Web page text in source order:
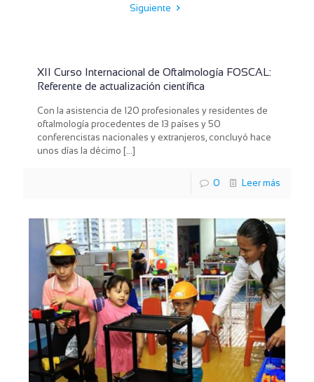
Siguiente
XII Curso Internacional de Oftalmología FOSCAL:
Referente de actualización científica
Con la asistencia de 120 profesionales y residentes de
oftalmología procedentes de 13 países y 50
conferencistas nacionales y extranjeros, concluyó hace
unos días la décimo […]
0 Leer más